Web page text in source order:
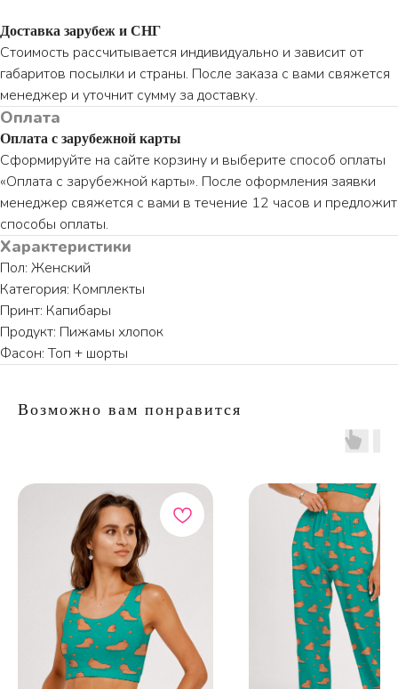
Доставка зарубеж и СНГ
Стоимость рассчитывается индивидуально и зависит от
габаритов посылки и страны. После заказа с вами свяжется
менеджер и уточнит сумму за доставку.
Оплата
Оплата с зарубежной карты
Сформируйте на сайте корзину и выберите способ оплаты
«Оплата с зарубежной карты». После оформления заявки
менеджер свяжется с вами в течение 12 часов и предложит
способы оплаты.
Характеристики
Пол: Женский
Категория: Комплекты
Принт: Капибары
Продукт: Пижамы хлопок
Фасон: Топ + шорты
Возможно вам понравится
ИНФОРМАЦИЯ
Уход за изделием
О бренде
Пижамы из хлопка
Нижнее белье
Публичная оферта
Контакты
ПО ВОПРОСАМ ЗАКАЗА ОБРАЩАЙТЕСЬ
Таблица размеров
TELEGRAM